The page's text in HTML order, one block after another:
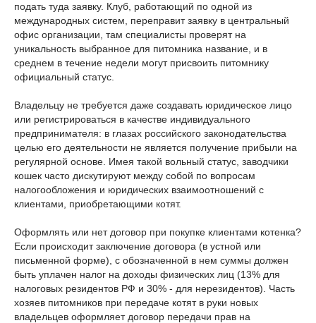
подать туда заявку. Клуб, работающий по одной из
международных систем, переправит заявку в центральный
офис организации, там специалисты проверят на
уникальность выбранное для питомника название, и в
среднем в течение недели могут присвоить питомнику
официальный статус.
Владельцу не требуется даже создавать юридическое лицо
или регистрироваться в качестве индивидуального
предпринимателя: в глазах российского законодательства
целью его деятельности не является получение прибыли на
регулярной основе. Имея такой вольный статус, заводчики
кошек часто дискутируют между собой по вопросам
налогообложения и юридических взаимоотношений с
клиентами, приобретающими котят.
Оформлять или нет договор при покупке клиентами котенка?
Если происходит заключение договора (в устной или
письменной форме), с обозначенной в нем суммы должен
быть уплачен налог на доходы физических лиц (13% для
налоговых резидентов РФ и 30% - для нерезидентов). Часть
хозяев питомников при передаче котят в руки новых
владельцев оформляет договор передачи прав на